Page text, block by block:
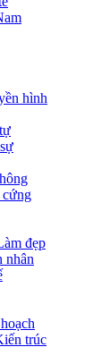
hình
cứng
đẹp
nhân
trúc